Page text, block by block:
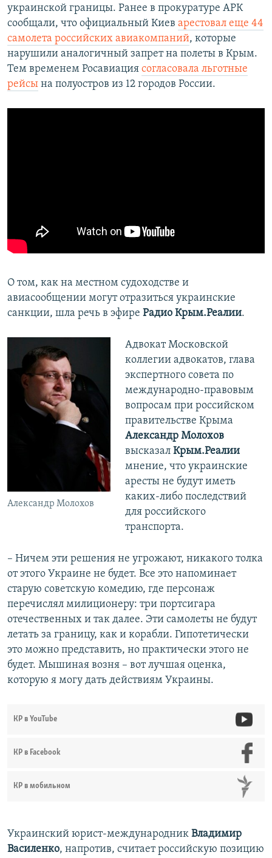
украинской границы. Ранее в прокуратуре АРК
сообщали, что официальный Киев арестовал еще 44
самолета российских авиакомпаний, которые
нарушили аналогичный запрет на полеты в Крым.
Тем временем Росавиация согласовала льготные
рейсы на полуостров из 12 городов России.
О том, как на местном судоходстве и
авиасообщении могут отразиться украинские
санкции, шла речь в эфире Радио Крым.Реалии.
Александр Молохов
Адвокат Московской
коллегии адвокатов, глава
экспертного совета по
международно-правовым
вопросам при российском
правительстве Крыма
Александр Молохов
высказал Крым.Реалии
мнение, что украинские
аресты не будут иметь
каких-либо последствий
для российского
транспорта.
– Ничем эти решения не угрожают, никакого толка
от этого Украине не будет. Все это напоминает
старую советскую комедию, где персонаж
перечислял милиционеру: три портсигара
отечественных и так далее. Эти самолеты не будут
летать за границу, как и корабли. Гипотетически
это можно представить, но практически этого не
будет. Мышиная возня – вот лучшая оценка,
которую я могу дать действиям Украины.
КР в YouTube
КР в Facebook
КР в мобильном
Украинский юрист-международник Владимир
Василенко, напротив, считает российскую позицию